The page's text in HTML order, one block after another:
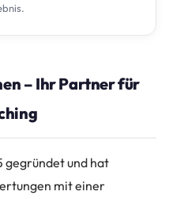
– Ihr Partner für
gegründet und hat
mit einer